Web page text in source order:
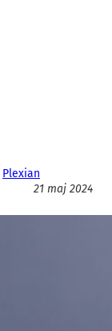
Plexian
21 maj 2024